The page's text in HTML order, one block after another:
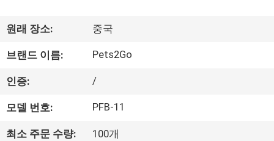
품
우
리
원래 장소: 중국
브랜드 이름: Pets2Go
인증: /
모델 번호: PFB-11
최소 주문 수량: 100개